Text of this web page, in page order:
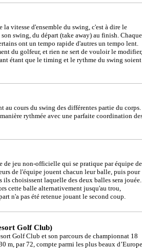
la vitesse d'ensemble du swing, c'est à dire le
swing, du départ (take away) au finish. Chaque
ont un tempo rapide d'autres un tempo lent.
du golfeur, et rien ne sert de vouloir le modifier,
étant que le timing et le rythme du swing soient
au cours du swing des différentes partie du corps.
rythmée avec une parfaite coordination
de jeu non-officielle qui se pratique par équipe de
de l'équipe jouent chacun leur balle, puis pour
ils choisissent laquelle des deux balles sera jouée.
cette balle alternativement jusqu'au trou,
n'a pas été retenue jouant le second coup.
Golf Club)
Golf Club et son parcours de championnat 18
m, par 72, compte parmi les plus beaux